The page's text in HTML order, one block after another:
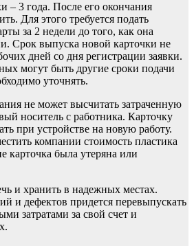
– 3 года. После его окончания
Для этого требуется подать
за 2 недели до того, как она
Срок выпуска новой карточки не
дней со дня регистрации заявки.
могут быть другие сроки подачи
уточнять.
не может высчитать затраченную
носитель с работника. Карточку
при устройстве на новую работу.
компании стоимость пластика
карточка была утеряна или
и хранить в надежных местах.
и дефектов придется перевыпускать
затратами за свой счет и